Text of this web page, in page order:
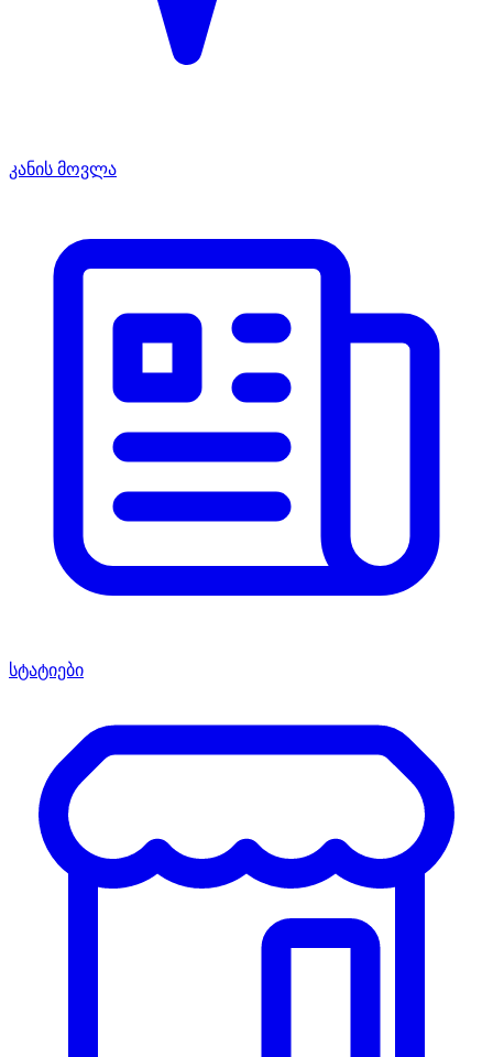
კანის მოვლა
სტატიები